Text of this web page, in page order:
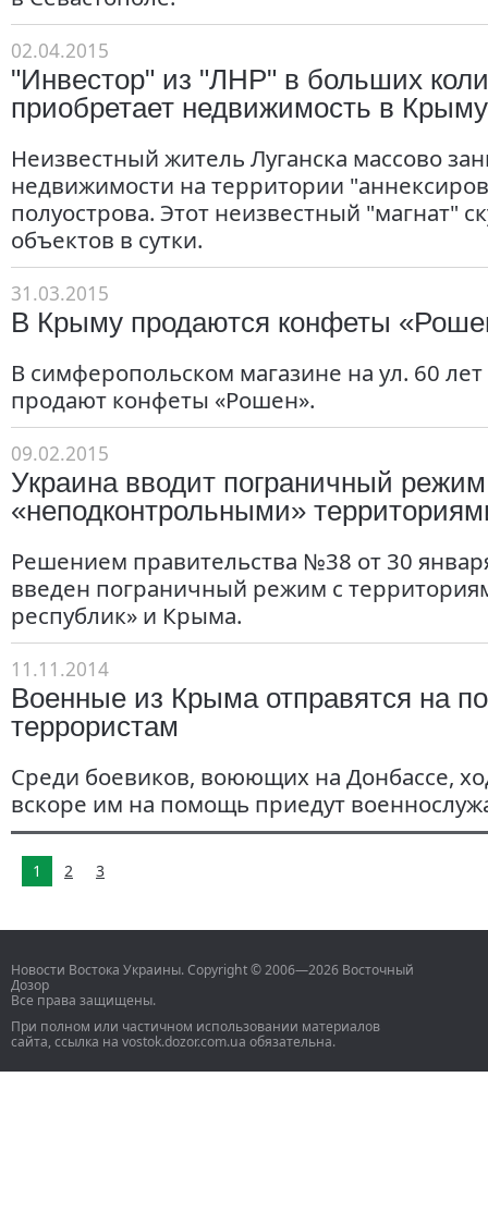
02.04.2015
"Инвестор" из "ЛНР" в больших
приобретает недвижимость в Крыму
Неизвестный житель Луганска массово
недвижимости на территории
полуострова. Этот неизвестный "магнат"
объектов в сутки.
31.03.2015
В Крыму продаются конфеты
В симферопольском магазине на ул. 60
продают конфеты «Рошен».
09.02.2015
Украина вводит пограничный
«неподконтрольными»
Решением правительства №38 от 30
введен пограничный режим с
республик» и Крыма.
11.11.2014
Военные из Крыма отправятся на
террористам
Среди боевиков, воюющих на Донбассе,
вскоре им на помощь приедут
1 2 3
Новости Востока Украины. Copyright © 2006—2026 Восточный
Дозор
Все права защищены.
При полном или частичном использовании материалов
сайта, ссылка на vostok.dozor.com.ua обязательна.